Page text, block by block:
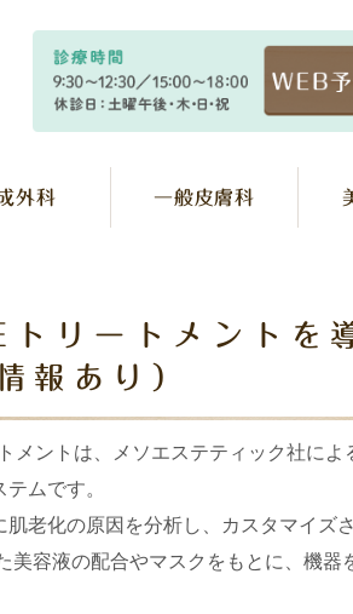
外科 一般皮膚科
トリートメントを
報あり）
メントは、メソエステティック社に
ムです。
肌老化の原因を分析し、カスタマイズ
美容液の配合やマスクをもとに、機器